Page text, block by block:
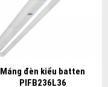
Máng đèn kiểu batten
PIFB236L36